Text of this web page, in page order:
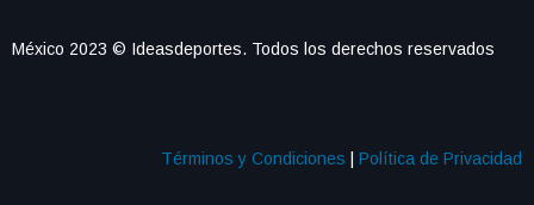
México 2023 © Ideasdeportes. Todos los derechos reservados
Términos y Condiciones Política de Privacidad